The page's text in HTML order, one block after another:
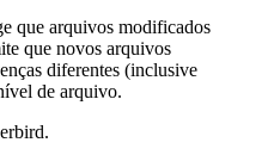
que arquivos modificados
que novos arquivos
diferentes (inclusive
de arquivo.